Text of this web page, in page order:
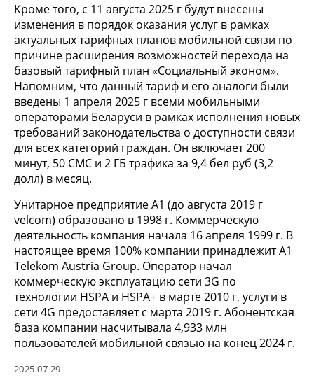
Кроме того, с 11 августа 2025 г будут внесены
изменения в порядок оказания услуг в рамках
актуальных тарифных планов мобильной связи по
причине расширения возможностей перехода на
базовый тарифный план «Социальный эконом».
Напомним, что данный тариф и его аналоги были
введены 1 апреля 2025 г всеми мобильными
операторами Беларуси в рамках исполнения новых
требований законодательства о доступности связи
для всех категорий граждан. Он включает 200
минут, 50 СМС и 2 ГБ трафика за 9,4 бел руб (3,2
долл) в месяц.
Унитарное предприятие А1 (до августа 2019 г
velcom) образовано в 1998 г. Коммерческую
деятельность компания начала 16 апреля 1999 г. В
настоящее время 100% компании принадлежит А1
Telekom Austria Group. Оператор начал
коммерческую эксплуатацию сети 3G по
технологии HSPA и HSPA+ в марте 2010 г, услуги в
сети 4G предоставляет с марта 2019 г. Абонентская
база компании насчитывала 4,933 млн
пользователей мобильной связью на конец 2024 г.
2025-07-29